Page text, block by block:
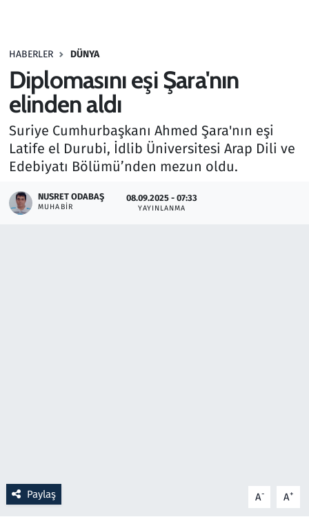
HABERLER DÜNYA
Diplomasını eşi Şara'nın
elinden aldı
Suriye Cumhurbaşkanı Ahmed Şara'nın eşi
Latife el Durubi, İdlib Üniversitesi Arap Dili ve
Edebiyatı Bölümü’nden mezun oldu.
NUSRET ODABAŞ
MUHABIR
08.09.2025 - 07:33
YAYINLANMA
Paylaş A- A+
Haber
Kültür Sanat
Kurumsal Haberler
Lezzet Durağı
Memur ve Kamu
Seçim 2023